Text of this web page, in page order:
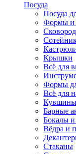
Посуда
Посуда
Формы и
Крышки
Всё для
Формы
Всё для
Барные
Бокалы
Вёдра и
Стаканы